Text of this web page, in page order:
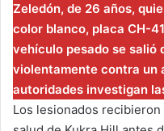
Zeledón, de 26 años,
color blanco, placa CH-
vehículo pesado se salió
violentamente contra un
autoridades investigan
Los lesionados